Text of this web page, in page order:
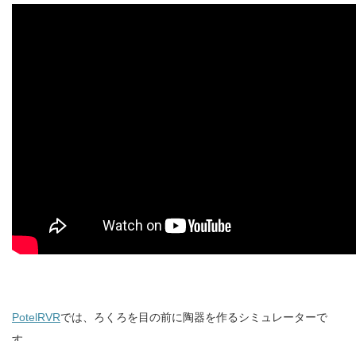
PotelRVRでは、ろくろを目の前に陶器を作るシミュレーターで